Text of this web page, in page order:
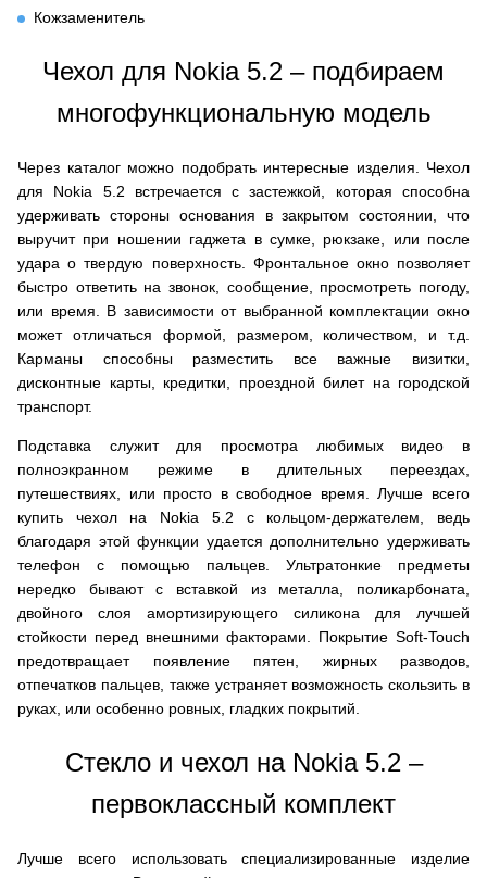
Кожзаменитель
Чехол для Nokia 5.2 – подбираем
многофункциональную модель
Через каталог можно подобрать интересные изделия. Чехол
для Nokia 5.2 встречается с застежкой, которая способна
удерживать стороны основания в закрытом состоянии, что
выручит при ношении гаджета в сумке, рюкзаке, или после
удара о твердую поверхность. Фронтальное окно позволяет
быстро ответить на звонок, сообщение, просмотреть погоду,
или время. В зависимости от выбранной комплектации окно
может отличаться формой, размером, количеством, и т.д.
Карманы способны разместить все важные визитки,
дисконтные карты, кредитки, проездной билет на городской
транспорт.
Подставка служит для просмотра любимых видео в
полноэкранном режиме в длительных переездах,
путешествиях, или просто в свободное время. Лучше всего
купить чехол на Nokia 5.2 с кольцом-держателем, ведь
благодаря этой функции удается дополнительно удерживать
телефон с помощью пальцев. Ультратонкие предметы
нередко бывают с вставкой из металла, поликарбоната,
двойного слоя амортизирующего силикона для лучшей
стойкости перед внешними факторами. Покрытие Soft-Touch
предотвращает появление пятен, жирных разводов,
отпечатков пальцев, также устраняет возможность скользить в
руках, или особенно ровных, гладких покрытий.
Стекло и чехол на Nokia 5.2 –
первоклассный комплект
Лучше всего использовать специализированные изделие